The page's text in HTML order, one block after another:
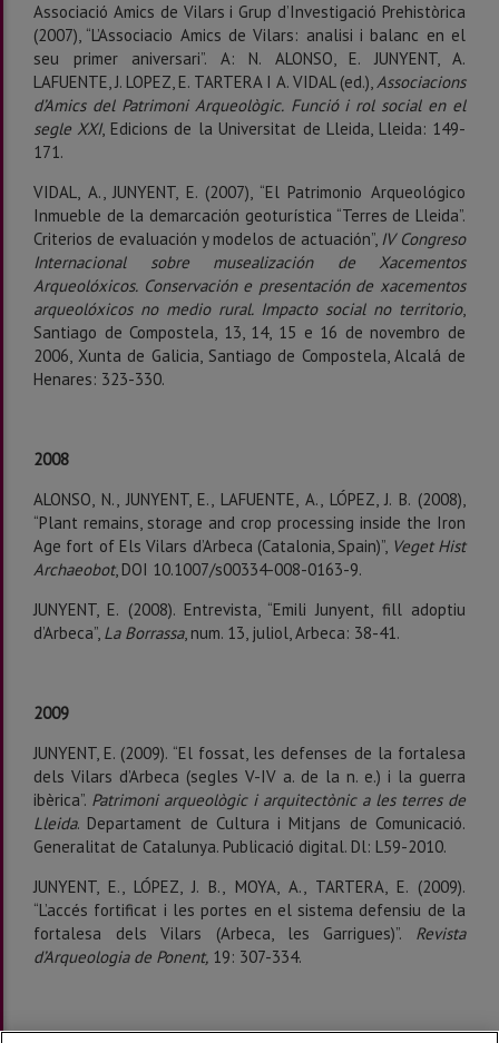
Associació Amics de Vilars i Grup d’Investigació Prehistòrica
(2007), “L’Associacio Amics de Vilars: analisi i balanc en el
seu primer aniversari”. A: N. ALONSO, E. JUNYENT, A.
LAFUENTE, J. LOPEZ, E. TARTERA I A. VIDAL (ed.),Associacions
d’Amics del Patrimoni Arqueològic. Funció i rol social en el
segle XXI, Edicions de la Universitat de Lleida, Lleida: 149-
171.
VIDAL, A., JUNYENT, E. (2007), “El Patrimonio Arqueológico
Inmueble de la demarcación geoturística “Terres de Lleida”.
Criterios de evaluación y modelos de actuación”, IV Congreso
Internacional sobre musealización de Xacementos
Arqueolóxicos. Conservación e presentación de xacementos
arqueolóxicos no medio rural. Impacto social no territorio,
Santiago de Compostela, 13, 14, 15 e 16 de novembro de
2006, Xunta de Galicia, Santiago de Compostela, Alcalá de
Henares: 323-330.
2008
ALONSO, N., JUNYENT, E., LAFUENTE, A., LÓPEZ, J. B. (2008),
“Plant remains, storage and crop processing inside the Iron
Age fort of Els Vilars d’Arbeca (Catalonia, Spain)”, Veget Hist
Archaeobot, DOI 10.1007/s00334-008-0163-9.
JUNYENT, E. (2008). Entrevista, “Emili Junyent, fill adoptiu
d’Arbeca”, La Borrassa, num. 13, juliol, Arbeca: 38-41.
2009
JUNYENT, E. (2009). “El fossat, les defenses de la fortalesa
dels Vilars d’Arbeca (segles V-IV a. de la n. e.) i la guerra
ibèrica”. Patrimoni arqueològic i arquitectònic a les terres de
Lleida. Departament de Cultura i Mitjans de Comunicació.
Generalitat de Catalunya. Publicació digital. Dl: L59-2010.
JUNYENT, E., LÓPEZ, J. B., MOYA, A., TARTERA, E. (2009).
“L’accés fortificat i les portes en el sistema defensiu de la
fortalesa dels Vilars (Arbeca, les Garrigues)”. Revista
d’Arqueologia de Ponent, 19: 307-334.